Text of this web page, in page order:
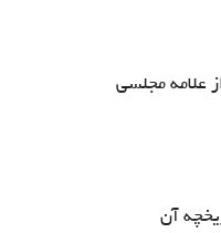
علامه مجلسی
آن